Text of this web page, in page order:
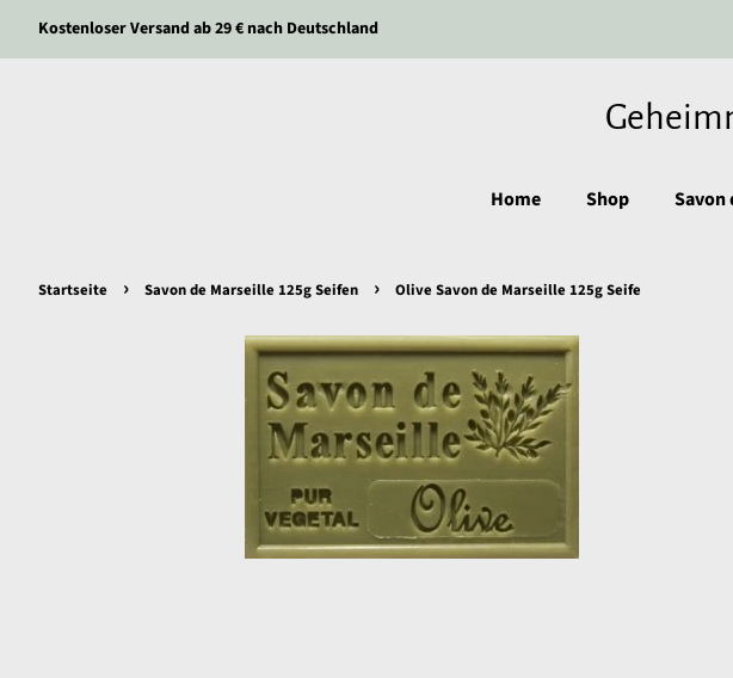
Kostenloser Versand ab 29 € nach Deutschland
Home Shop Savon
Startseite › Savon de Marseille 125g Seifen › Olive Savon de Marseille 125g Seife